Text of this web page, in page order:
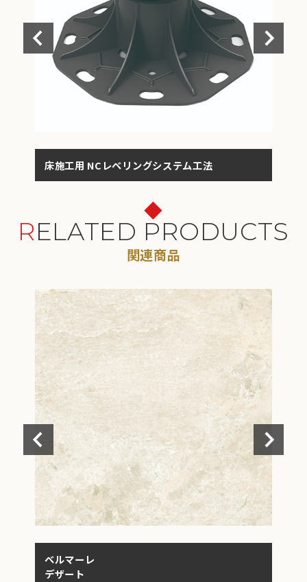
床施工用 NCレベリングシステム工法
RELATED PRODUCTS
関連商品
ベルマーレ
デザート